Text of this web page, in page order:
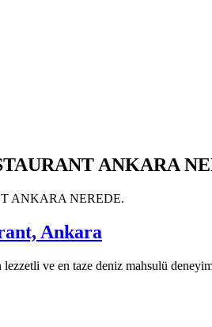
ANKARA
ANKARA NEREDE.
Ankara
ve en taze deniz mahsulü